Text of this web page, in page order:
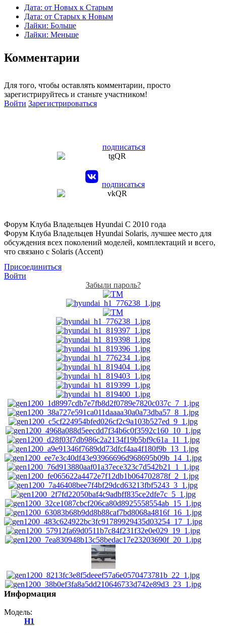
Дата: от Новых к Старым
Дата: от Старых к Новым
Лайки: Больше
Лайки: Меньше
Комментарии
Для того, чтобы оставлять комментарии, просто
зарегистрируйтесь и станьте участником!
Войти Зарегистрироваться
подписаться
подписаться
Форум Клуба Владельцев Hyundai С 2010 года
Форум Клуба Владельцев Hyundai Solaris, лучшее место для
обсуждения всех поколений моделей, комплектаций и всего,
что связано с Solaris (Accent)
Присоединиться
Войти
Забыли пароль?
Информация
Модель:
H1